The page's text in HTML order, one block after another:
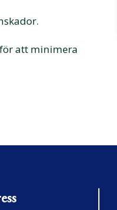
att minimera